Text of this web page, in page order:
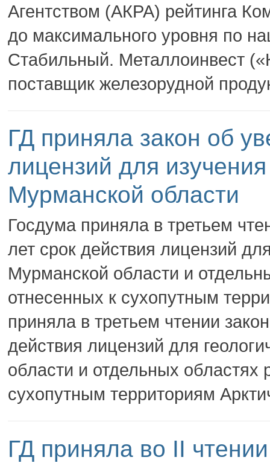
Агентством (АКРА) рейтинга
до максимального уровня по
Стабильный. Металлоинвест
поставщик железорудной
ГД приняла закон об
лицензий для
Мурманской области
Госдума приняла в третьем
лет срок действия лицензий
Мурманской области и
отнесенных к сухопутным
приняла в третьем чтении
действия лицензий для
области и отдельных областях
сухопутным территориям
ГД приняла во II